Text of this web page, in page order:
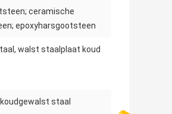
ceramische
epoxyharsgootsteen
walst staalplaat koud
staal